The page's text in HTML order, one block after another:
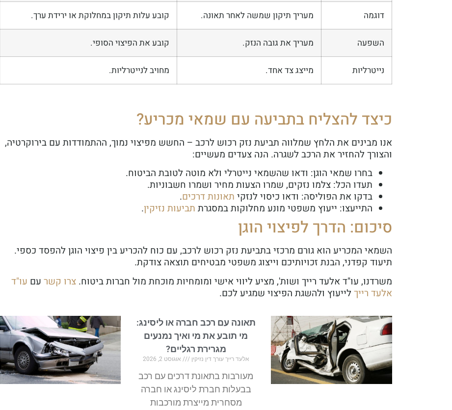
דוגמה מעריך תיקון שמשה לאחר תאונה. קובע עלות תיקון במחלוקת או ירידת ערך.
השפעה מעריך את גובה הנזק. קובע את הפיצוי הסופי.
נייטרליות מייצג צד אחד. מחויב לנייטרליות.
כיצד להצליח בתביעה עם שמאי מכריע?
אנו מבינים את הלחץ שמלווה תביעת נזק רכוש לרכב – החשש מפיצוי נמוך, ההתמודדות עם בירוקרטיה,
והצורך להחזיר את הרכב לשגרה. הנה צעדים מעשיים:
בחרו שמאי הוגן: ודאו שהשמאי נייטרלי ולא מוטה לטובת הביטוח.
תעדו הכל: צלמו נזקים, שמרו הצעות מחיר ושמרו חשבוניות.
בדקו את הפוליסה: ודאו כיסוי לנזקי תאונותדרכים.
התייעצו: ייעוץ משפטי מונע מחלוקות במסגרת תביעות נזיקין.
סיכום: הדרך לפיצוי הוגן
השמאי המכריע הוא גורם מרכזי בתביעת נזק רכוש לרכב, עם כוח להכריע בין פיצוי הוגן להפסד כספי.
תיעוד קפדני, הבנת זכויותיכם וייצוג משפטי מבטיחים תוצאה צודקת.
משרדנו, עו"ד אלעד רייך ושות', מציע ליווי אישי ומומחיות מוכחת מול חברות ביטוח. צרו קשר עם עו"ד
אלעד רייך לייעוץ ולהשגת הפיצוי שמגיע לכם.
תאונה עם רכב חברה או ליסינג:
מי תובע את מי ואיך נמנעים
מגרירת רגליים?
אלעד רייך עורך דין נזיקין אוגוסט 2, 2026
מעורבות בתאונת דרכים עם רכב
בבעלות חברת ליסינג או חברה
מסחרית מייצרת מורכבות